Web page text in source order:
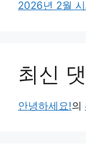
2026년 2월 시
최신
안녕하세요!의